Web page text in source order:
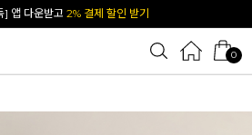
추가하면1천원 즉시 할인 쿠폰
0